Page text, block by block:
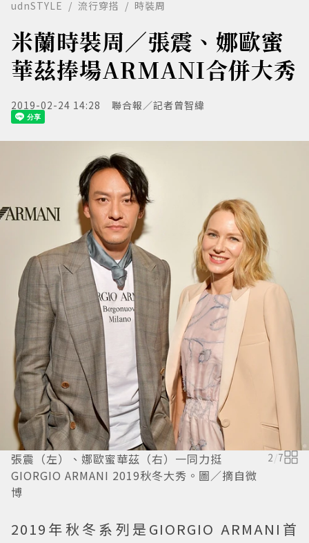
udnSTYLE 流行穿搭 時裝周
米蘭時裝周／張震、娜歐蜜
華茲捧場ARMANI合併大秀
2019-02-24 14:28 聯合報／記者曾智緯
張震（左）、娜歐蜜華茲（右）一同力挺
GIORGIO ARMANI 2019秋冬大秀。圖／摘自微
博
2/7
2019年秋冬系列是GIORGIO ARMANI首